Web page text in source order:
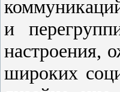
и
настроения,
широких